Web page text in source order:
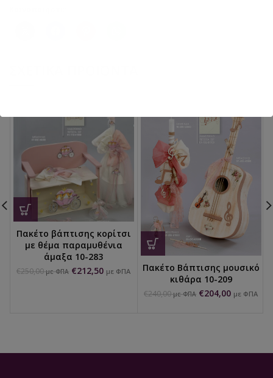
Πακέτο βάπτισης κορίτσι
με θέμα παραμυθένια
άμαξα 10-283
€250,00 με ΦΠΑ €212,50 με ΦΠΑ
Πακέτο Βάπτισης μουσικό
κιθάρα 10-209
€240,00 με ΦΠΑ €204,00 με ΦΠΑ